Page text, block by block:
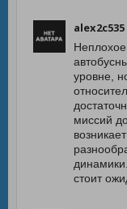
alex2c535
уровне,
миссий
стоит